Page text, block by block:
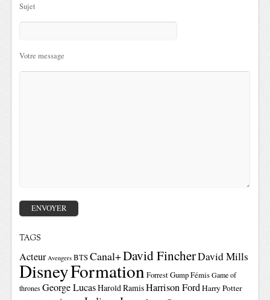
Sujet
Votre message
TAGS
Acteur Avengers BTSCanal+David FincherDavid Mills
DisneyFormationForrest GumpFémis Game of
thrones George LucasHarold RamisHarrison FordHarry Potter